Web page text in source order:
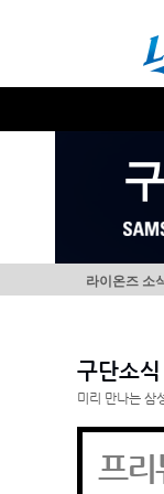
라이온즈 소
구단소식
미리 만나는 삼
프리